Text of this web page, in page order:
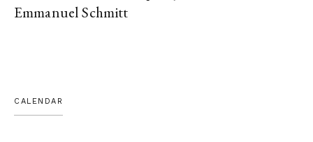
Emmanuel Schmitt
CALENDAR